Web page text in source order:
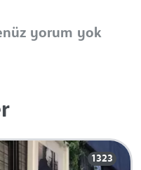
yorum yok
1323